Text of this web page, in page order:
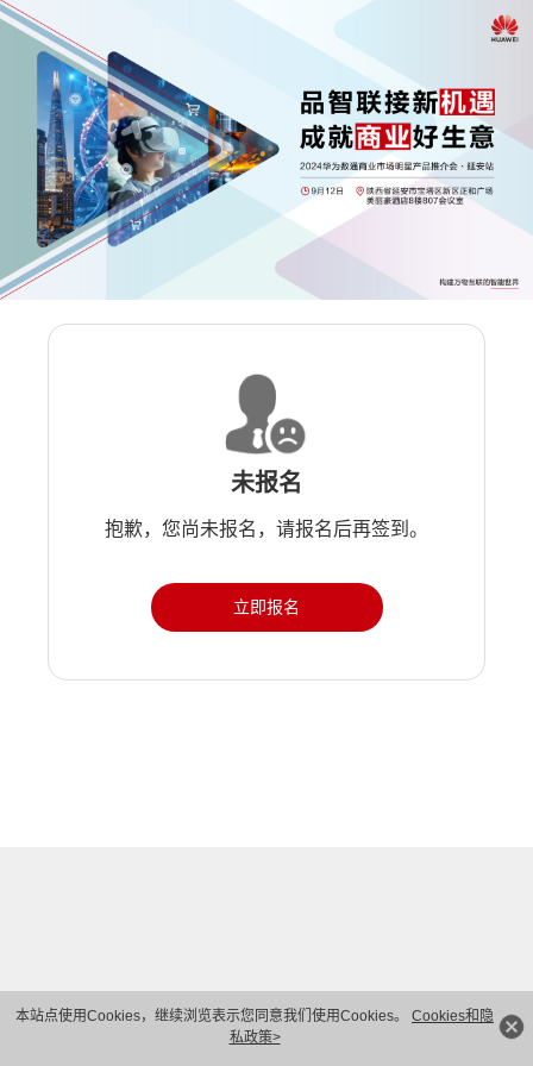
本站点使用Cookies，继续浏览表示您同意我们使用Cookies。 Cookies和隐
私政策>
未报名
抱歉，您尚未报名，请报名后再签到。
立即报名